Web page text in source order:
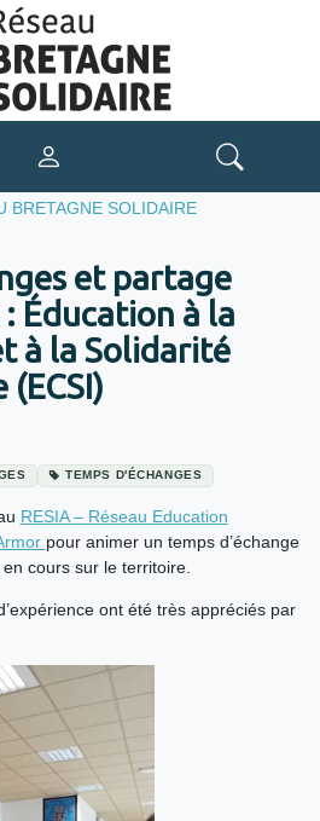
BRETAGNE SOLIDAIRE
et partage
: Éducation à la
à la Solidarité
TEMPS D'ÉCHANGES
RESIA – Réseau Education
pour animer un temps d’échange
cours sur le territoire.
ont été très appréciés par